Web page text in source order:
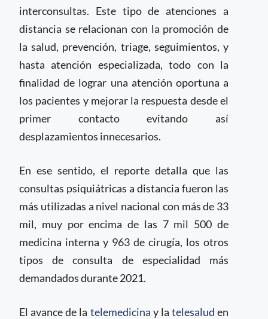
interconsultas. Este tipo de atenciones a
distancia se relacionan con la promoción de
la salud, prevención, triage, seguimientos, y
hasta atención especializada, todo con la
finalidad de lograr una atención oportuna a
los pacientes y mejorar la respuesta desde el
primer contacto evitando así
desplazamientos innecesarios.
En ese sentido, el reporte detalla que las
consultas psiquiátricas a distancia fueron las
más utilizadas a nivel nacional con más de 33
mil, muy por encima de las 7 mil 500 de
medicina interna y 963 de cirugía, los otros
tipos de consulta de especialidad más
demandados durante 2021.
El avance de la telemedicina y la telesalud en